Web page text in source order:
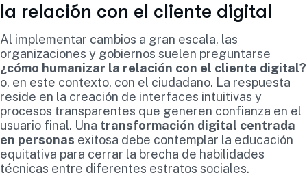
la relación con el cliente digital
Al implementar cambios a gran escala, las
organizaciones y gobiernos suelen preguntarse
¿cómo humanizar la relación con el cliente digital?
o, en este contexto, con el ciudadano. La respuesta
reside en la creación de interfaces intuitivas y
procesos transparentes que generen confianza en el
usuario final. Una transformación digital centrada
en personas exitosa debe contemplar la educación
equitativa para cerrar la brecha de habilidades
técnicas entre diferentes estratos sociales.